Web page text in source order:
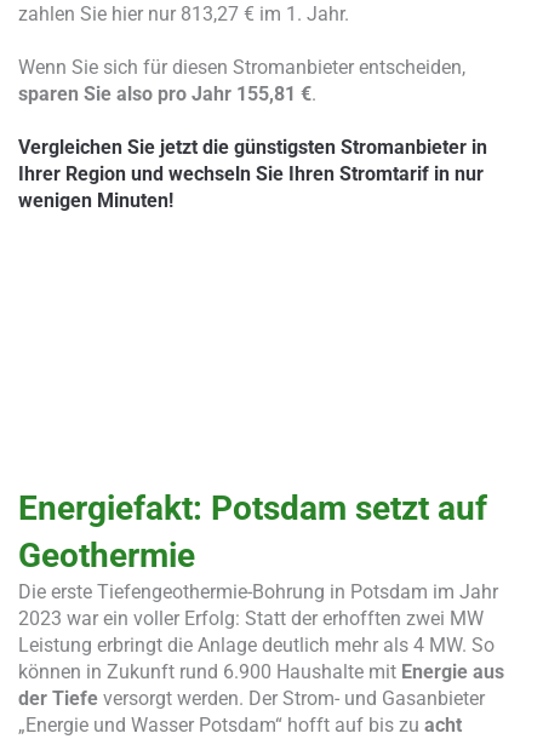
zahlen Sie hier nur 813,27 € im 1. Jahr.
Wenn Sie sich für diesen Stromanbieter entscheiden,
sparen Sie also pro Jahr 155,81 €.
Vergleichen Sie jetzt die günstigsten Stromanbieter in
Ihrer Region und wechseln Sie Ihren Stromtarif in nur
wenigen Minuten!
Energiefakt: Potsdam setzt auf
Geothermie
Die erste Tiefengeothermie-Bohrung in Potsdam im Jahr
2023 war ein voller Erfolg: Statt der erhofften zwei MW
Leistung erbringt die Anlage deutlich mehr als 4 MW. So
können in Zukunft rund 6.900 Haushalte mit Energie aus
der Tiefe versorgt werden. Der Strom- und Gasanbieter
„Energie und Wasser Potsdam“ hofft auf bis zu acht